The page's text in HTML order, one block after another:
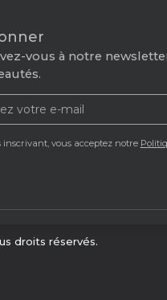
vous à notre
inscrivant, vous acceptez notre
droits réservés.